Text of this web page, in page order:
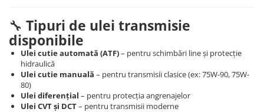
🔧 Tipuri de ulei transmisie
disponibile
Ulei cutie automată (ATF)– pentru schimbări line și protecție
hidraulică
Ulei cutie manuală – pentru transmisii clasice (ex: 75W-90, 75W-
80)
Ulei diferențial – pentru protecția angrenajelor
Ulei CVT și DCT– pentru transmisii moderne